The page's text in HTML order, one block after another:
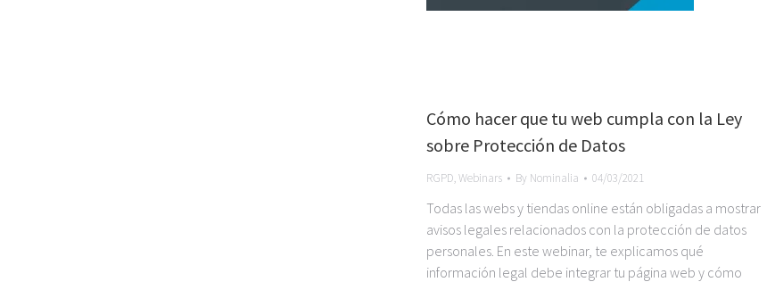
Cómo hacer que tu web cumpla con la Ley
sobre Protección de Datos
RGPD,Webinars By Nominalia 04/03/2021
Todas las webs y tiendas online están obligadas a mostrar
avisos legales relacionados con la protección de datos
personales. En este webinar, te explicamos qué
información legal debe integrar tu página web y cómo